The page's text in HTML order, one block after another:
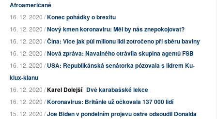
Afroameričané
16. 12. 2020 /Konec pohádky o brexitu
16. 12. 2020 /Nový kmen koronaviru: Měl by nás znepokojovat?
16. 12. 2020 /Čína: Více jak půl milionu lidí zotročeno při sběru bavlny
16. 12. 2020 /Nová zpráva: Navalného otrávila skupina agentů FSB
16. 12. 2020 /USA: Republikánská senátorka pózovala s lídrem Ku-
klux-klanu
16. 12. 2020 /Karel Dolejší Dvě karabašské lekce
16. 12. 2020 /Koronavirus: Británie už očkovala 137 000 lidí
15. 12. 2020 /Joe Biden v pondělním projevu ostře odsoudil Donalda